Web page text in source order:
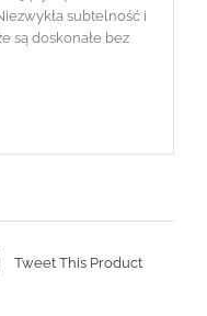
subtelność i
są doskonałe bez
Tweet This Product